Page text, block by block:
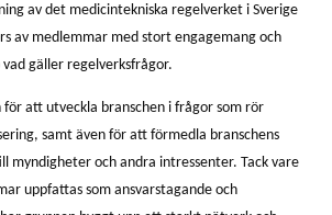
av det medicintekniska regelverket i Sverige
av medlemmar med stort engagemang och
gäller regelverksfrågor.
att utveckla branschen i frågor som rör
samt även för att förmedla branschens
myndigheter och andra intressenter. Tack vare
uppfattas som ansvarstagande och